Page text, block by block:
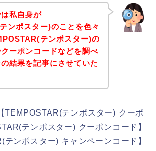
私自身が
ンポスター)のことを色々
テンポスター)の
ーポンコードなどを調べ
結果を記事にさせていた
TEMPOSTAR(テンポスター) クーポ
テンポスター) クーポンコード】
テンポスター) キャンペーンコード】